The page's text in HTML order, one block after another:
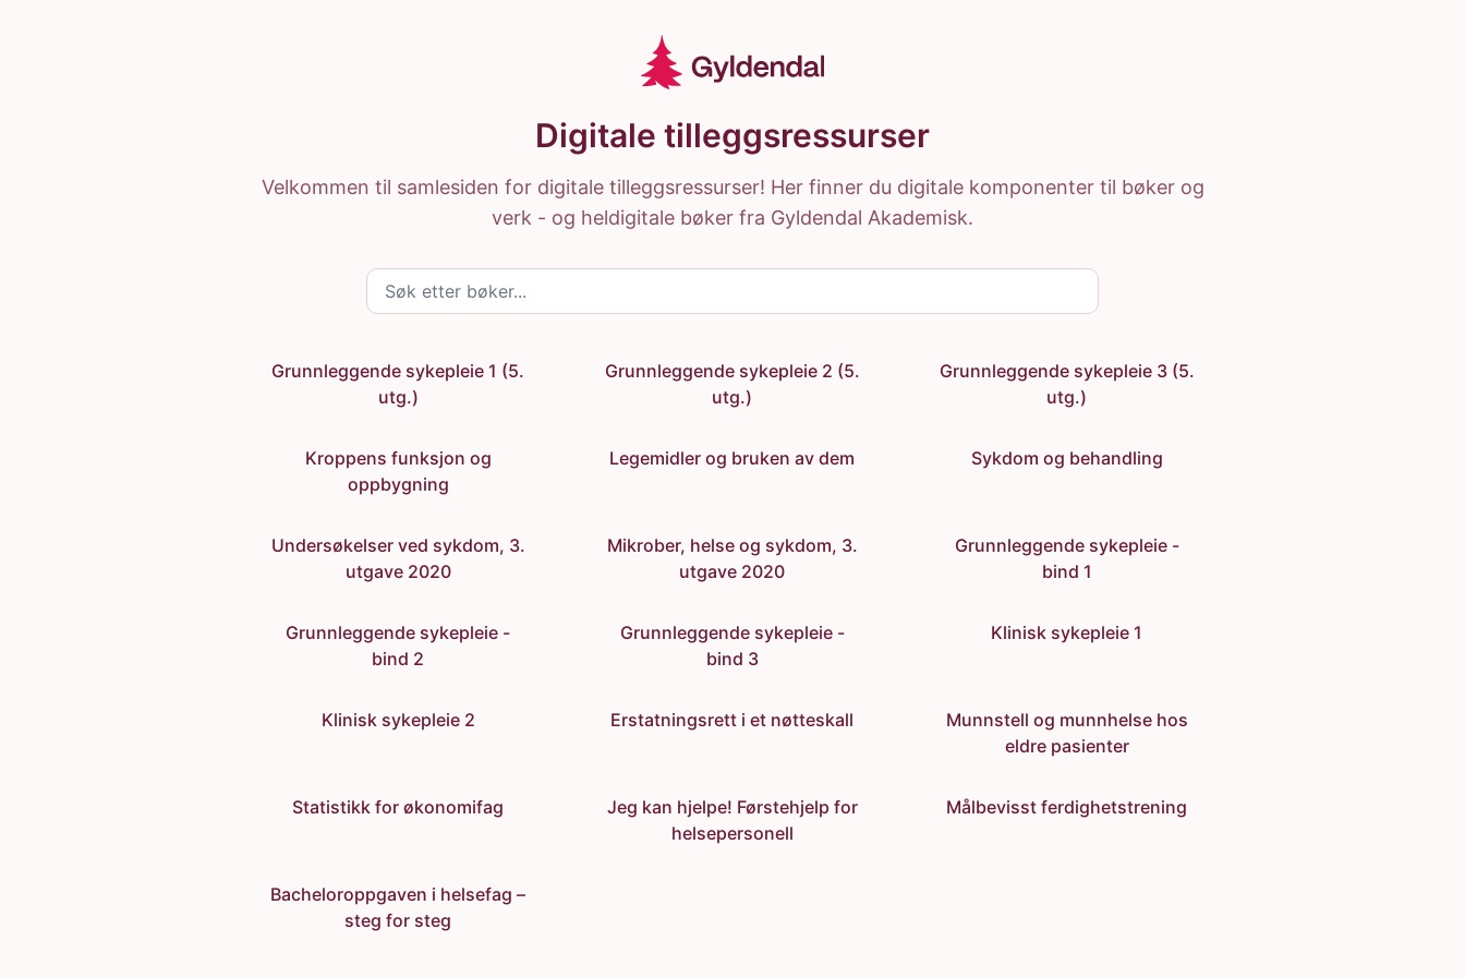
Digitale tilleggsressurser
Velkommen til samlesiden for digitale tilleggsressurser! Her finner du digitale komponenter til bøker og
verk - og heldigitale bøker fra Gyldendal Akademisk.
Søk etter bøker
Grunnleggende sykepleie 1 (5.
utg.)
Grunnleggende sykepleie 2 (5.
utg.)
Grunnleggende sykepleie 3 (5.
utg.)
Kroppens funksjon og
oppbygning
Legemidler og bruken av dem Sykdom og behandling
Undersøkelser ved sykdom, 3.
utgave 2020
Mikrober, helse og sykdom, 3.
utgave 2020
Grunnleggende sykepleie -
bind 1
Grunnleggende sykepleie -
bind 2
Grunnleggende sykepleie -
bind 3
Klinisk sykepleie 1
Klinisk sykepleie 2 Erstatningsrett i et nøtteskall
Munnstell og munnhelse hos
eldre pasienter
Statistikk for økonomifag
Jeg kan hjelpe! Førstehjelp for
helsepersonell
Målbevisst ferdighetstrening
Bacheloroppgaven i helsefag –
steg for steg